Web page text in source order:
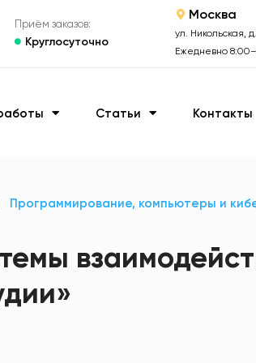
Приём заказов:
Круглосуточно
Москва
ул. Никольская,
Ежедневно
Статьи Контакты
Программирование, компьютеры и